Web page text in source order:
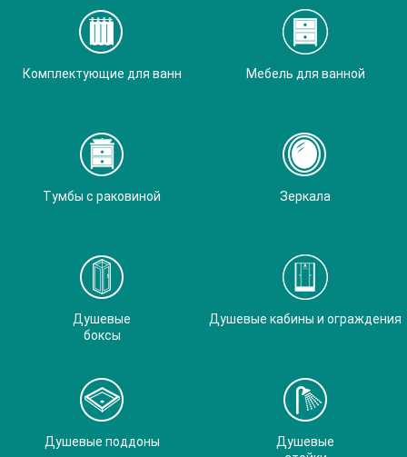
Комплектующие для ванн Мебель для ванной
Тумбы с раковиной Зеркала
Душевые
боксы
Душевые кабины и ограждения
Душевые поддоны
Душевые